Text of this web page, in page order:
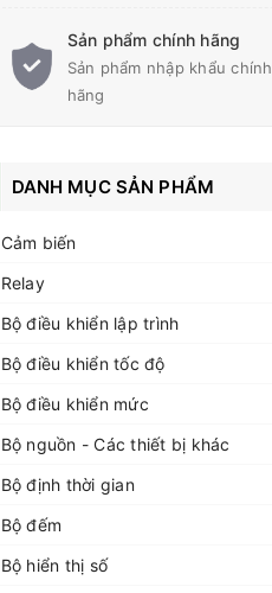
Sản phẩm chính hãng
Sản phẩm nhập khẩu chính
hãng
DANH MỤC SẢN PHẨM
Cảm biến
Relay
Bộ điều khiển lập trình
Bộ điều khiển tốc độ
Bộ điều khiển mức
Bộ nguồn - Các thiết bị khác
Bộ định thời gian
Bộ đếm
Bộ hiển thị số